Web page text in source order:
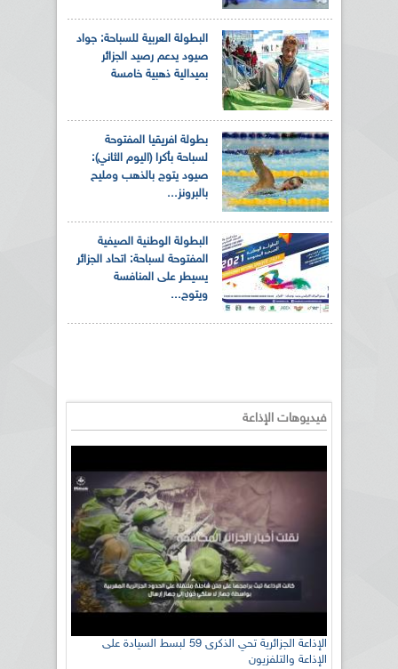
البطولة العربية للسباحة: جواد
صيود يدعم رصيد الجزائر
بميدالية ذهبية خامسة
بطولة افريقيا المفتوحة
لسباحة بأكرا (اليوم الثاني):
صيود يتوج بالذهب ومليح
بالبرونز...
البطولة الوطنية الصيفية
المفتوحة لسباحة: اتحاد الجزائر
يسيطر على المنافسة
ويتوج...
فيديوهات الإذاعة
الإذاعة الجزائرية تحي الذكرى 59 لبسط السيادة على
الإذاعة والتلفزيون